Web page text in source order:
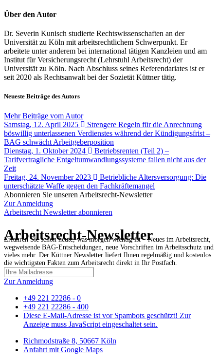
Über den Autor
Dr. Severin Kunisch studierte Rechtswissenschaften an der
Universität zu Köln mit arbeitsrechtlichem Schwerpunkt. Er
arbeitete unter anderem bei international tätigen Kanzleien und am
Institut für Versicherungsrecht (Lehrstuhl Arbeitsrecht) der
Universität zu Köln. Nach Abschluss seines Referendariates ist er
seit 2020 als Rechtsanwalt bei der Sozietät Küttner tätig.
Neueste Beiträge des Autors
Mehr Beiträge vom Autor
Samstag, 12. April 2025
Strengere Regeln für die Anrechnung
böswillig unterlassenen Verdienstes während der Kündigungsfrist –
BAG schwächt Arbeitgeberposition
Dienstag, 1. Oktober 2024
Betriebsrenten (Teil 2) –
Tarifvertragliche Entgeltumwandlungssysteme fallen nicht aus der
Zeit
Freitag, 24. November 2023
Betriebliche Altersversorgung: Die
unterschätzte Waffe gegen den Fachkräftemangel
Abonnieren Sie unseren Arbeitsrecht-Newsletter
Zur Anmeldung
Arbeitsrecht Newsletter abonnieren
Arbeitsrecht-Newsletter
Erfahren Sie schon heute, was morgen wichtig ist – Neues im Arbeitsrecht,
wegweisende BAG-Entscheidungen, neue Vorschriften im Arbeitsschutz und
vieles mehr. Der Küttner Newsletter liefert Ihnen regelmäßig und kostenlos
die wichtigsten Fakten zum Arbeitsrecht direkt in Ihr Postfach.
Zur Anmeldung
+49 221 22286 - 0
+49 221 22286 - 400
Diese E-Mail-Adresse ist vor Spambots geschützt! Zur
Anzeige muss JavaScript eingeschaltet sein.
Richmodstraße 8, 50667 Köln
Anfahrt mit Google Maps